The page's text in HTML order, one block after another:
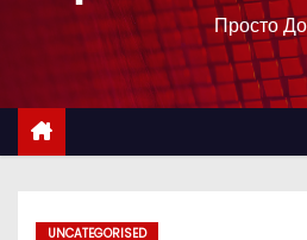
с
Просто
UNCATEGORISED